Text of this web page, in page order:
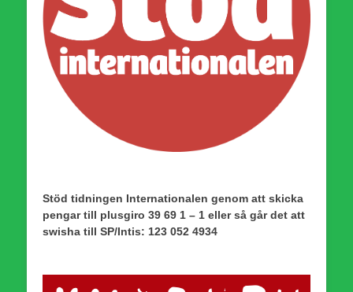
Stöd tidningen Internationalen genom att skicka
pengar till plusgiro 39 69 1 – 1 eller så går det att
swisha till SP/Intis: 123 052 4934